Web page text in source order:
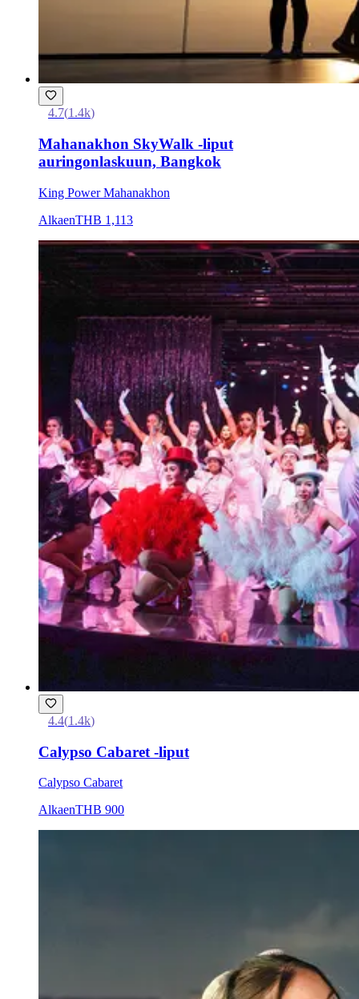
4.7(1.4k)
Mahanakhon SkyWalk -liput
auringonlaskuun, Bangkok
King Power Mahanakhon
AlkaenTHB 1,113
4.4(1.4k)
Calypso Cabaret -liput
Calypso Cabaret
AlkaenTHB 900